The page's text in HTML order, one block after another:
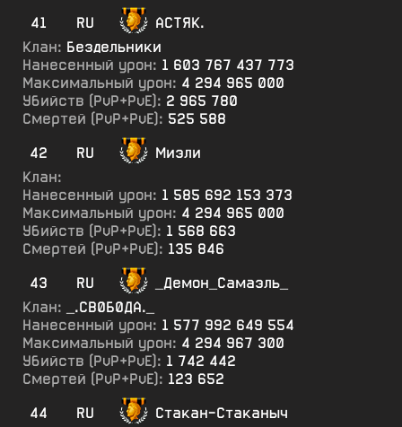
41
RU
АСТЯК.
Клан: Бездельники
Нанесенный урон: 1 603 767 437 773
Максимальный урон: 4 294 965 000
Убийств (PvP+PvE): 2 965 780
Смертей (PvP+PvE): 525 588
42
RU
Миэли
Клан:
Нанесенный урон: 1 585 692 153 373
Максимальный урон: 4 294 965 000
Убийств (PvP+PvE): 1 568 663
Смертей (PvP+PvE): 135 846
43
RU
_Демон_Самаэль_
Клан:
_.СВ0Б0ДА._
Нанесенный урон: 1 577 992 649 554
Максимальный урон: 4 294 967 300
Убийств (PvP+PvE): 1 742 442
Смертей (PvP+PvE): 123 652
44
RU
Стакан-Стаканыч